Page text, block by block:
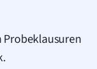
Probeklausuren